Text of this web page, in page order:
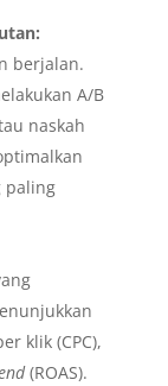
berjalan.
A/B
naskah
paling
klik (CPC),
(ROAS).